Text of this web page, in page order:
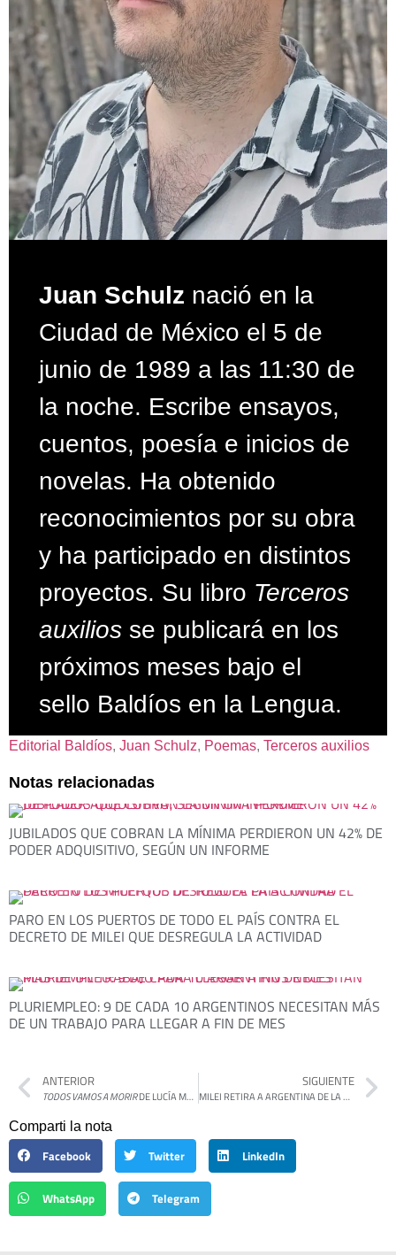
Juan Schulz nació en la
Ciudad de México el 5 de
junio de 1989 a las 11:30 de
la noche. Escribe ensayos,
cuentos, poesía e inicios de
novelas. Ha obtenido
reconocimientos por su obra
y ha participado en distintos
proyectos. Su libro Terceros
auxilios se publicará en los
próximos meses bajo el
sello Baldíos en la Lengua.
Editorial Baldíos, Juan Schulz, Poemas, Terceros auxilios
Notas relacionadas
JUBILADOS QUE COBRAN LA MÍNIMA PERDIERON UN 42% DE
PODER ADQUISITIVO, SEGÚN UN INFORME
PARO EN LOS PUERTOS DE TODO EL PAÍS CONTRA EL
DECRETO DE MILEI QUE DESREGULA LA ACTIVIDAD
PLURIEMPLEO: 9 DE CADA 10 ARGENTINOS NECESITAN MÁS
DE UN TRABAJO PARA LLEGAR A FIN DE MES
ANTERIOR
TODOS VAMOS A MORIRDE LUCÍA MAZZINGHI
SIGUIENTE
MILEI RETIRA A ARGENTINA DE LA OMS: UNA MEDIDA QUE DETERIORA AUN MÁS LA SALUD PÚBLICA
Comparti la nota
Facebook Twitter LinkedIn
WhatsApp Telegram